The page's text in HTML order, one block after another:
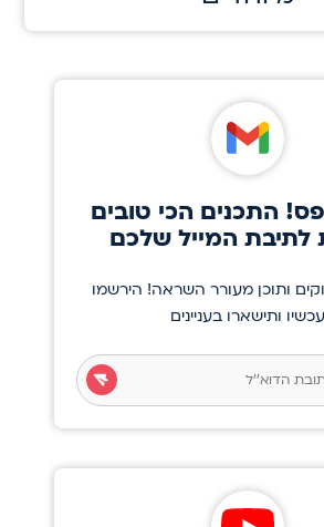
התכנים הכי טובים
לתיבת המייל שלכם
ותוכן מעורר השראה! הירשמו
עכשיו ותישארו בעניינים